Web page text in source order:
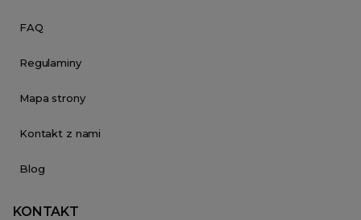
FAQ
Regulaminy
Mapa strony
Kontakt z nami
Blog
KONTAKT